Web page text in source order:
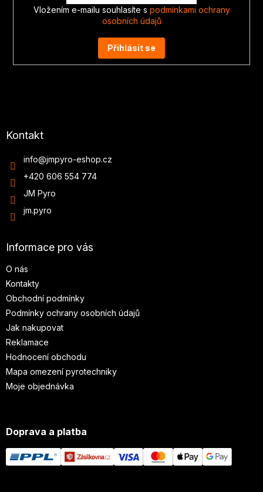
Vložením e-mailu souhlasíte s podmínkami ochrany
osobních údajů
Přihlásit se
Kontakt
info@jmpyro-eshop.cz
+420 606 554 774
JM Pyro
jm.pyro
Informace pro vás
O nás
Kontakty
Obchodní podmínky
Podmínky ochrany osobních údajů
Jak nakupovat
Reklamace
Hodnocení obchodu
Mapa omezení pyrotechniky
Moje objednávka
Doprava a platba